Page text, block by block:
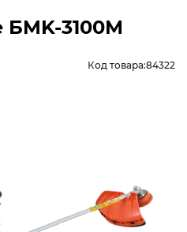
БMK-3100М
Код товара:84322